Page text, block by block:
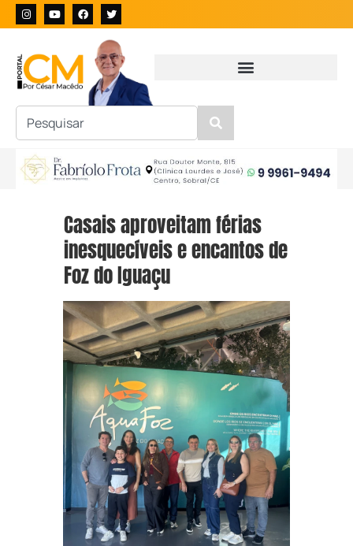
Casais aproveitam férias
inesquecíveis e encantos de
Foz do Iguaçu